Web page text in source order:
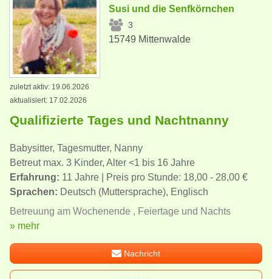
Susi und die Senfkörnchen
3
15749 Mittenwalde
zuletzt aktiv: 19.06.2026
aktualisiert: 17.02.2026
Qualifizierte Tages und Nachtnanny
Babysitter, Tagesmutter, Nanny
Betreut max. 3 Kinder, Alter <1 bis 16 Jahre
Erfahrung: 11 Jahre | Preis pro Stunde: 18,00 - 28,00 €
Sprachen: Deutsch (Muttersprache), Englisch
Betreuung am Wochenende , Feiertage und Nachts
» mehr
Nachricht